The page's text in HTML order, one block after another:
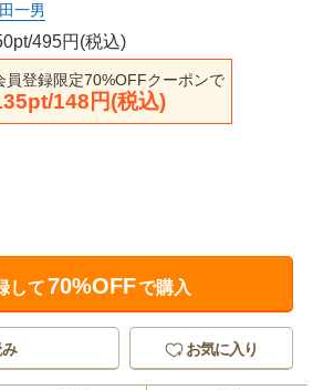
一男
495円(税込)
員登録限定70%OFFクーポンで
148円(税込)
して70%OFFで購入
お気に入り